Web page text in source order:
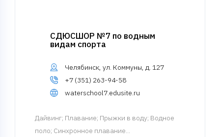
СДЮСШОР №7 по водным
видам спорта
Челябинск, ул. Коммуны, д. 127
+7 (351) 263-94-58
waterschool7.edusite.ru
Дайвинг; Плавание; Прыжки в воду; Водное
поло; Синхронное плавание...